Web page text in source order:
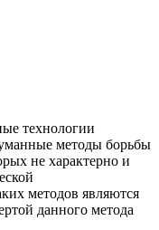
технологии
методы борьбы
не характерно и
методов являются
данного метода